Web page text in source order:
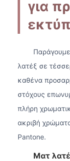
για
λατέξ σε
καθένα
στόχους
πλήρη
ακριβή
Pantone.
Ματ